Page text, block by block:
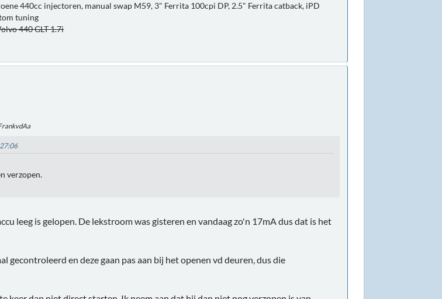
440cc injectoren, manual swap M59, 3" Ferrita 100cpi DP, 2.5" Ferrita catback, iPD
tuning
440 GLT 1.7i
verzopen.
leeg is gelopen. De lekstroom was gisteren en vandaag zo'n 17mA dus dat is het
gecontroleerd en deze gaan pas aan bij het openen vd deuren, dus die